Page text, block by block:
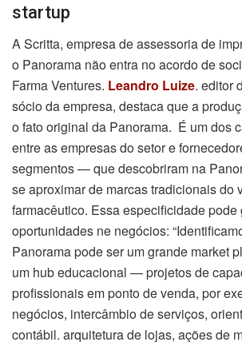
startup
A Scritta, empresa de assessoria de
o Panorama não entra no acordo de
Farma Ventures. Leandro Luize. editor
sócio da empresa, destaca que a
o fato original da Panorama. É um dos
entre as empresas do setor e
segmentos — que descobriram na
se aproximar de marcas tradicionais do
farmacêutico. Essa especificidade pode
oportunidades ne negócios:
Panorama pode ser um grande market
um hub educacional — projetos de
profissionais em ponto de venda, por
negócios, intercâmbio de serviços,
contábil. arquitetura de lojas, ações de